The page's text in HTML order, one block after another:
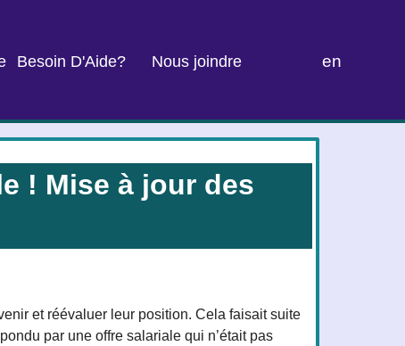
Besoin D'Aide? Nous joindre en
! Mise à jour des
et réévaluer leur position. Cela faisait suite
par une offre salariale qui n’était pas